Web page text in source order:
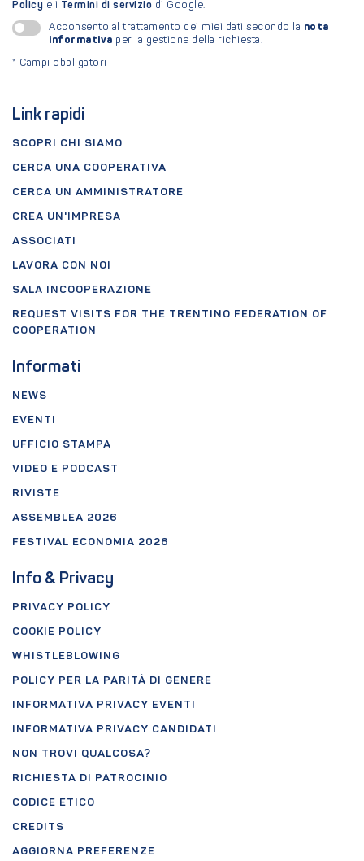
Link rapidi
SCOPRI CHI SIAMO
CERCA UNA COOPERATIVA
CERCA UN AMMINISTRATORE
CREA UN'IMPRESA
ASSOCIATI
LAVORA CON NOI
SALA INCOOPERAZIONE
REQUEST VISITS FOR THE TRENTINO FEDERATION OF
COOPERATION
Informati
NEWS
EVENTI
UFFICIO STAMPA
VIDEO E PODCAST
RIVISTE
ASSEMBLEA 2026
FESTIVAL ECONOMIA 2026
Info & Privacy
PRIVACY POLICY
COOKIE POLICY
WHISTLEBLOWING
POLICY PER LA PARITÀ DI GENERE
INFORMATIVA PRIVACY EVENTI
INFORMATIVA PRIVACY CANDIDATI
NON TROVI QUALCOSA?
RICHIESTA DI PATROCINIO
CODICE ETICO
CREDITS
AGGIORNA PREFERENZE
Policy e i Termini di servizio di Google.
Acconsento al trattamento dei miei dati secondo la nota
informativa per la gestione della richiesta.
* Campi obbligatori